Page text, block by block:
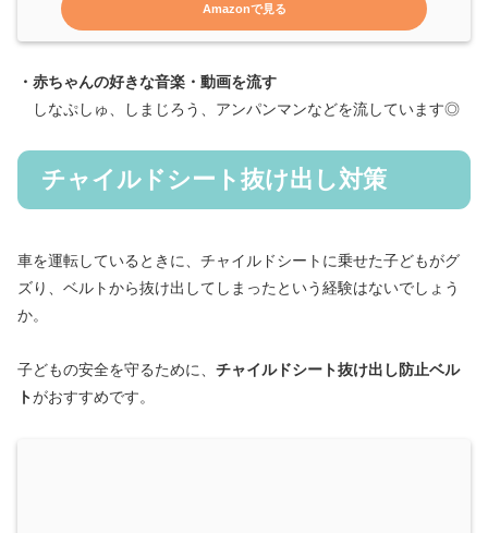
Amazonで見る
・赤ちゃんの好きな音楽・動画を流す
しなぷしゅ、しまじろう、アンパンマンなどを流しています◎
チャイルドシート抜け出し対策
車を運転しているときに、チャイルドシートに乗せた子どもがグ
ズり、ベルトから抜け出してしまったという経験はないでしょう
か。
子どもの安全を守るために、 チャイルドシート抜け出し防止ベル
トがおすすめです。